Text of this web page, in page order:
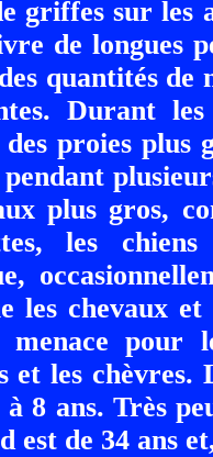
griffes sur les
de longues
quantités
Durant
des proies plus
plus gros,
les
les chevaux
menace pour
et les chèvres.
à 8 ans. Très
est de 34 ans